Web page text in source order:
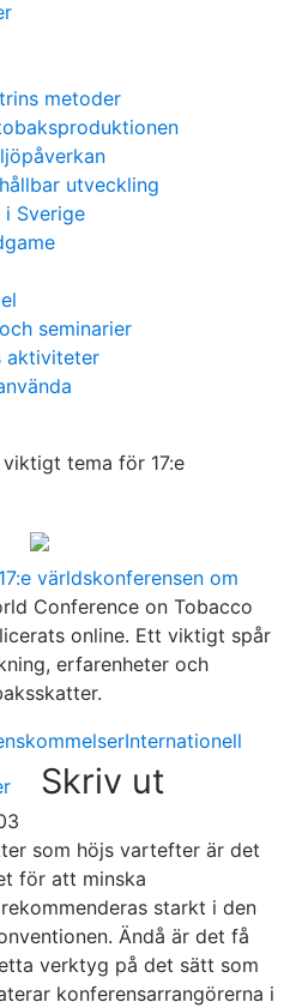
metoder
utveckling
Sverige
seminarier
aktiviteter
tema för 17:e
världskonferensen om
Conference on Tobacco
online. Ett viktigt spår
erfarenheter och
Internationell
Skriv ut
som höjs vartefter är det
för att minska
starkt i den
Ändå är det få
verktyg på det sätt som
konferensarrangörerna i